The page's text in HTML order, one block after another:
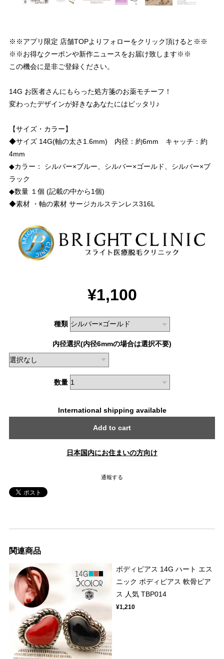
※※アプリ限定 店舗TOPよりフォローをクリック頂けると※※
※※お得なクーポンや新作ニュースをお届け致します※※
この機会に是非ご登録ください。
14G お医者さんにもらった処方箋のお薬モチーフ！
変わったデザインが好きなあなたにはピッタリ♪
【サイズ・カラー】
◆サイズ 14G(軸の太さ1.6mm) 内径：約6mm キャッチ：約
4mm
◆カラー： シルバー×ブルー、シルバー×ゴールド、シルバー×ブ
ラック
◆数量 １個 (記載の中から1個)
◆素材 ・軸の素材 サージカルステンレス316L
¥1,100
種類
内径選択(内径6mmの場合は選択不要)
数量
International shipping available
Add to cart
日本国内にお住まいの方向け
通報する
関連商品
ボディピアス 14G ハート エス
ニック ボディピアス 軟骨ピア
ス 人気 TBP014
¥1,210